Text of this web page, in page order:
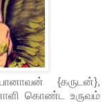
{கருடன்},
கொண்ட உருவம்